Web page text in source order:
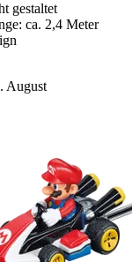
gestaltet
ca. 2,4 Meter
August